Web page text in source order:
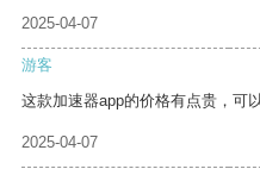
2025-04-07
游客
这款加速器app的价格有点贵，可
2025-04-07